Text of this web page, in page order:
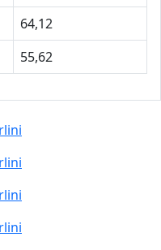
64,12
55,62